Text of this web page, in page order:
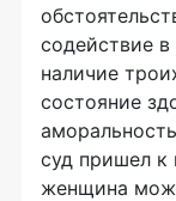
содействие
наличие
состояние
суд пришел к
женщина